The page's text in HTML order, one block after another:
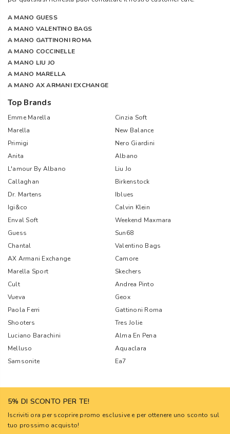
A MANO GUESS
A MANO VALENTINO BAGS
A MANO GATTINONI ROMA
A MANO COCCINELLE
A MANO LIU JO
A MANO MARELLA
A MANO AX ARMANI EXCHANGE
Top Brands
Emme Marella
Cinzia Soft
Marella
New Balance
Primigi
Nero Giardini
Anita
Albano
L'amour By Albano
Liu Jo
Callaghan
Birkenstock
Dr. Martens
Iblues
Igi&co
Calvin Klein
Enval Soft
Weekend Maxmara
Guess
Sun68
Chantal
Valentino Bags
AX Armani Exchange
Camore
Marella Sport
Skechers
Cult
Andrea Pinto
Vueva
Geox
Paola Ferri
Gattinoni Roma
Shooters
Tres Jolie
Luciano Barachini
Alma En Pena
Melluso
Aquaclara
Samsonite
Ea7
5% DI SCONTO PER TE!
Iscriviti ora per scoprire promo esclusive e per ottenere uno sconto sul
tuo prossimo acquisto!